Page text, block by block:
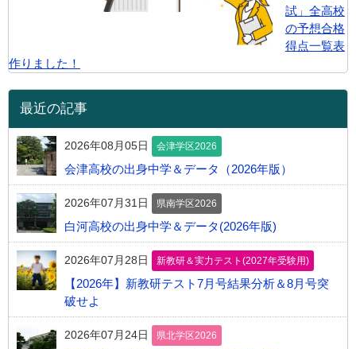
試」全高校
の予想合格
得点一覧表
作りました！
最近の記事
2026年08月05日 会津学区2026
会津高校の出身中学＆データ（2026年版）
2026年07月31日 県南学区2026
白河高校の出身中学＆データ(2026年版)
2026年07月28日 新教研＆実力テスト(2027年受験用)
【2026年】新教研テスト7月号結果分析＆8月号突
破せよ
2026年07月24日 県北学区2026